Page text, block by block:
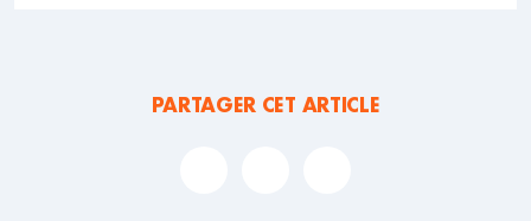
PARTAGER CET ARTICLE